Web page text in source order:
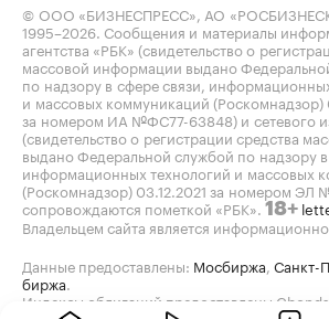
© ООО «БИЗНЕСПРЕСС», АО
1995–2026 . Сообщения и материалы
агентства «РБК» (свидетельство о
массовой информации выдано
по надзору в сфере связи,
и массовых коммуникаций (Роскомнадзор)
за номером ИА №ФС77-63848) и сетевого
(свидетельство о регистрации средства
выдано Федеральной службой по надзору в
информационных технологий и массовых
(Роскомнадзор) 03.12.2021 за номером ЭЛ
сопровождаются пометкой «РБК». 18+
Владельцем сайта является
Данные предоставлены: Мосбиржа Санкт-
биржа
Индексы облигаций предоставлены Cbonds.